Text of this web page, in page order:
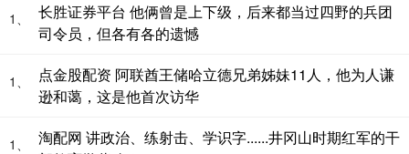
1、
长胜证券平台 他俩曾是上下级，后来都当过四野的兵团
司令员，但各有各的遗憾
1、
点金股配资 阿联酋王储哈立德兄弟姊妹11人，他为人谦
逊和蔼，这是他首次访华
1、
淘配网 讲政治、练射击、学识字......井冈山时期红军的干